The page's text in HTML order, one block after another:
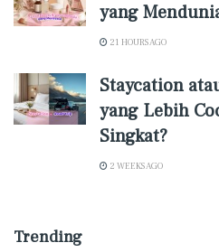
yang
21 HOURS AGO
Staycation
yang Lebih
Singkat?
2 WEEKS AGO
Trending